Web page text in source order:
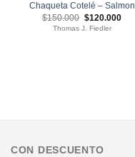
Chaqueta Cotelé – Salmon
$150.000 El
precio
original
$120.000El
Thomas J. Fiedler
CON DESCUENTO